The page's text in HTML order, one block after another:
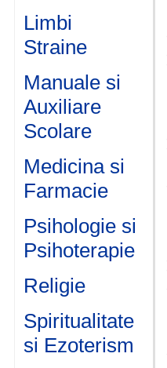
Limbi
Straine
Manuale si
Auxiliare
Scolare
Medicina si
Farmacie
Psihologie si
Psihoterapie
Religie
Spiritualitate
si Ezoterism